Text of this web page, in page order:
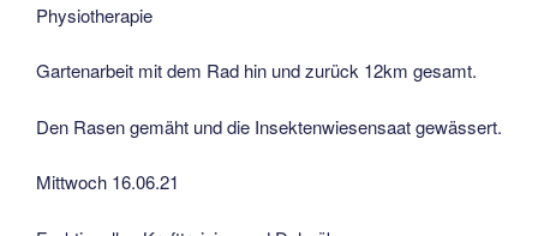
Physiotherapie
Gartenarbeit mit dem Rad hin und zurück 12km gesamt.
Den Rasen gemäht und die Insektenwiesensaat gewässert.
Mittwoch 16.06.21